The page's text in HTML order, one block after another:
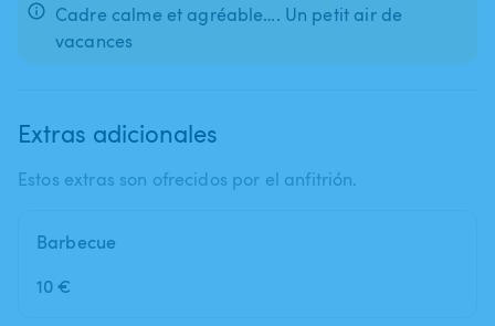
Cadre calme et agréable…. Un petit air de
vacances
Extras adicionales
Estos extras son ofrecidos por el anfitrión.
Barbecue
10 €